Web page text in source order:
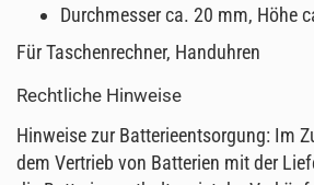
Durchmesser ca. 20 mm, Höhe
Für Taschenrechner, Handuhren
Rechtliche Hinweise
Hinweise zur Batterieentsorgung: Im
dem Vertrieb von Batterien mit der